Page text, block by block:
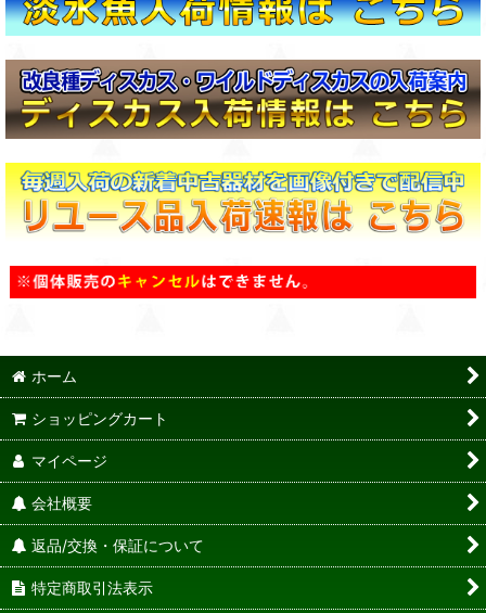
ホーム
ショッピングカート
マイページ
会社概要
返品/交換・保証について
特定商取引法表示